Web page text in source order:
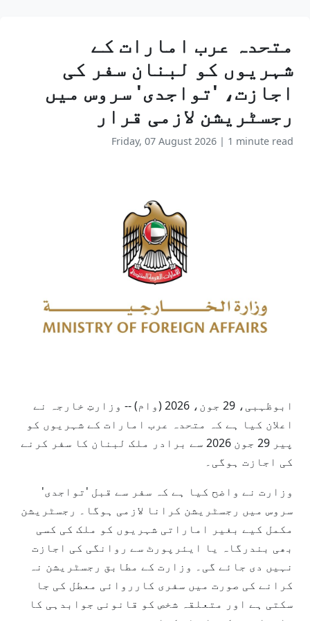
متحدہ عرب امارات کے
شہریوں کو لبنان سفر کی
اجازت، 'تواجدی' سروس میں
رجسٹریشن لازمی قرار
Friday, 07 August 2026 | 1 minute read
ابوظہبی، 29 جون، 2026 (وام) -- وزارتِ خارجہ نے
اعلان کیا ہے کہ متحدہ عرب امارات کے شہریوں کو
پیر 29 جون 2026 سے برادر ملک لبنان کا سفر کرنے
کی اجازت ہوگی۔
وزارت نے واضح کیا ہے کہ سفر سے قبل 'تواجدی'
سروس میں رجسٹریشن کرانا لازمی ہوگا۔ رجسٹریشن
مکمل کیے بغیر اماراتی شہریوں کو ملک کی کسی
بھی بندرگاہ یا ایئرپورٹ سے روانگی کی اجازت
نہیں دی جائے گی۔ وزارت کے مطابق رجسٹریشن نہ
کرانے کی صورت میں سفری کارروائی معطل کی جا
سکتی ہے اور متعلقہ شخص کو قانونی جوابدہی کا